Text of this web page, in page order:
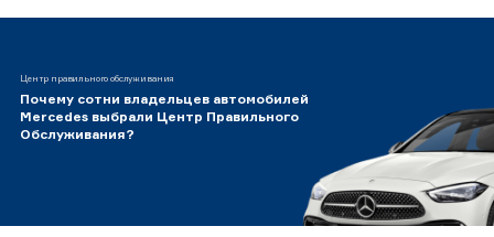
Центр правильного обслуживания
Почему сотни владельцев автомобилей
Mercedes выбрали Центр Правильного
Обслуживания?